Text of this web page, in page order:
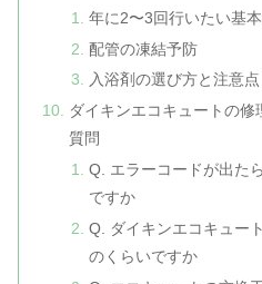
年に2〜3回行いたい基
配管の凍結予防
入浴剤の選び方と注意点
ダイキンエコキュートの
質問
Q. エラーコードが出た
ですか
Q. ダイキンエコキュー
のくらいですか